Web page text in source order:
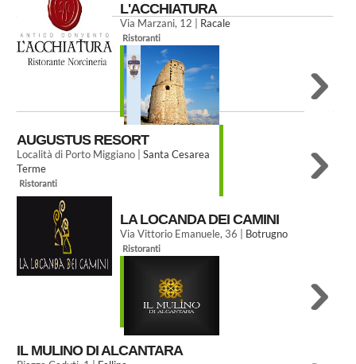
L'ACCHIATURA
Via Marzani, 12 | Racale
Ristoranti
AUGUSTUS RESORT
Località di Porto Miggiano | Santa Cesarea
Terme
Ristoranti
LA LOCANDA DEI CAMINI
Via Vittorio Emanuele, 36 | Botrugno
Ristoranti
IL MULINO DI ALCANTARA